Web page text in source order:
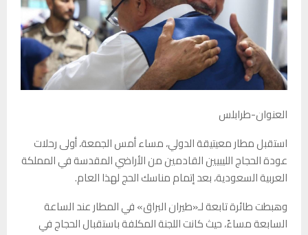
العنوان-طرابلس
استقبل مطار معيتيقة الدولي، مساء أمس الجمعة، أولى رحلات
عودة الحجاج الليبيين القادمين من الأراضي المقدسة في المملكة
العربية السعودية، بعد إتمام مناسك الحج لهذا العام.
وهبطت طائرة تابعة لـ«طيران البراق» في المطار عند الساعة
السابعة مساءً، حيث كانت اللجنة المكلفة باستقبال الحجاج في